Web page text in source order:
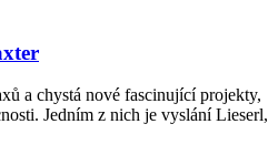
a chystá nové fascinující projekty,
Jedním z nich je vyslání Lieserl,